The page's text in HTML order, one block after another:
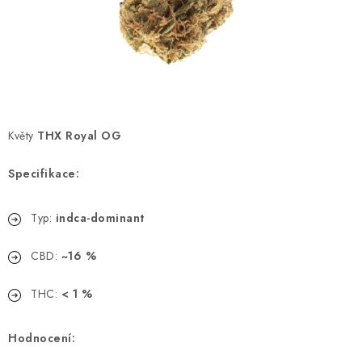
Květy THX Royal OG
Specifikace:
Typ: indca-dominant
CBD: ~16 %
THC: < 1 %
Hodnocení: